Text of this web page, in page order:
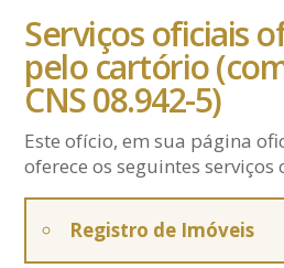
Serviços oficiais
pelo cartório
CNS 08.942-5)
Este ofício, em sua página
oferece os seguintes serviços
Registro de Imóveis